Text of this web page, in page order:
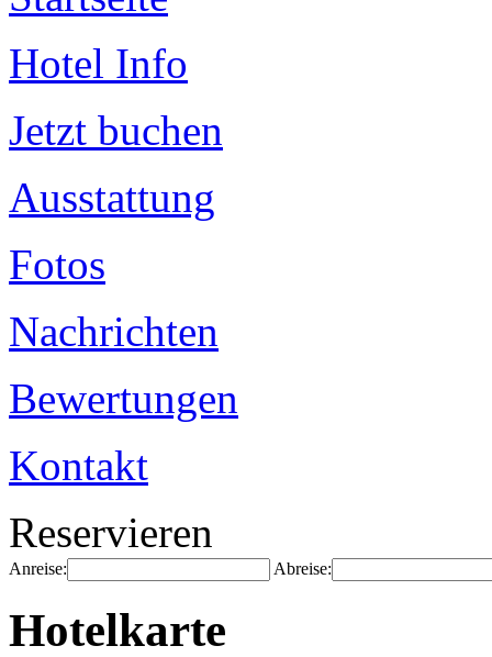
Hotel Info
Jetzt buchen
Ausstattung
Fotos
Nachrichten
Bewertungen
Kontakt
Reservieren
Anreise: Abreise:
Hotelkarte